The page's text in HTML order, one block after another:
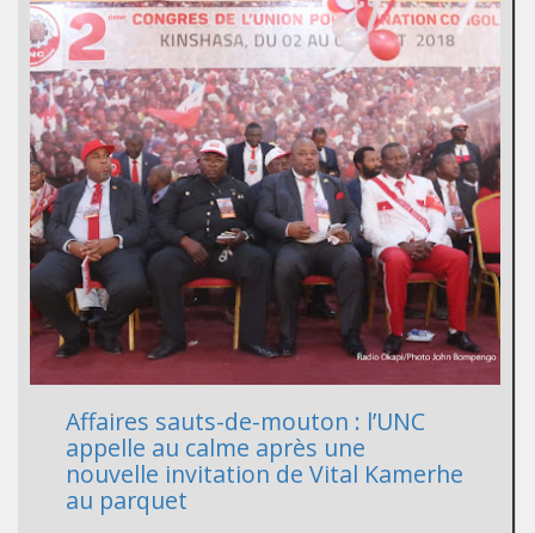
Affaires sauts-de-mouton : l’UNC
appelle au calme après une
nouvelle invitation de Vital Kamerhe
au parquet